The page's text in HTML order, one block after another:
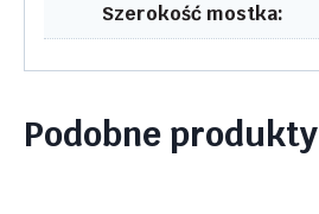
Szerokość mostka:
Podobne produkty